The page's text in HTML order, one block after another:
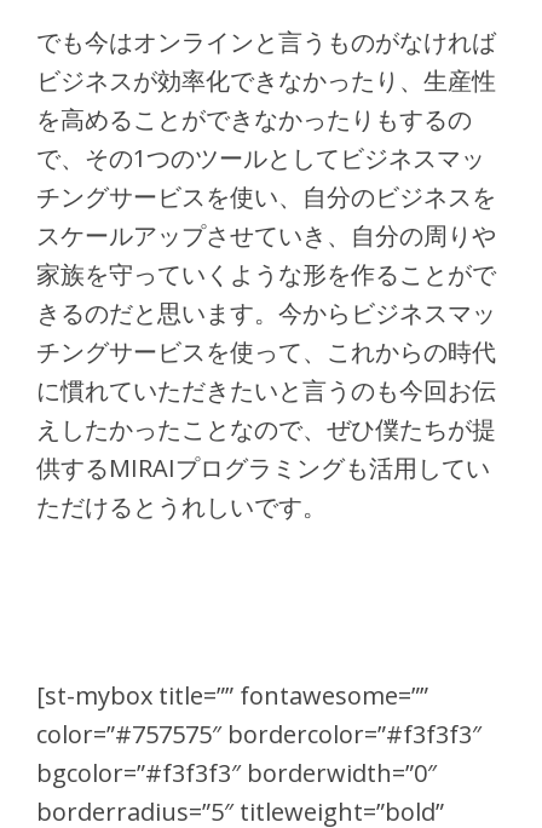
でも今はオンラインと言うものがなければ
ビジネスが効率化できなかったり、生産性
を高めることができなかったりもするの
で、その1つのツールとしてビジネスマッ
チングサービスを使い、自分のビジネスを
スケールアップさせていき、自分の周りや
家族を守っていくような形を作ることがで
きるのだと思います。今からビジネスマッ
チングサービスを使って、これからの時代
に慣れていただきたいと言うのも今回お伝
えしたかったことなので、ぜひ僕たちが提
供するMIRAIプログラミングも活用してい
ただけるとうれしいです。
[st-mybox title=”” fontawesome=””
color=”#757575″ bordercolor=”#f3f3f3″
bgcolor=”#f3f3f3″ borderwidth=”0″
borderradius=”5″ titleweight=”bold”